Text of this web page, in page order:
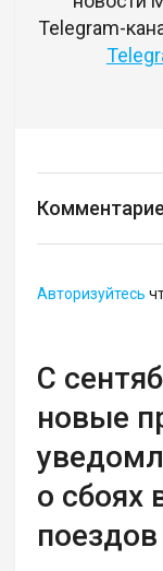
Telegram-
Авторизуйтесь
С
новые
о сбоях
поездов